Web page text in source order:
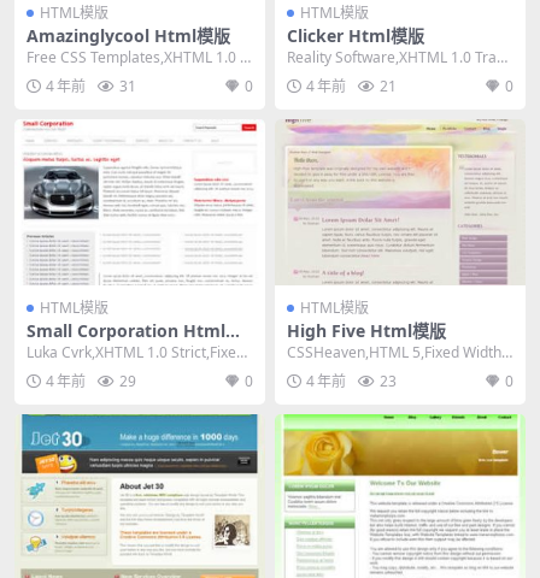
HTML模版
Amazinglycool Html模版
Free CSS Templates,XHTML 1.0 St
rict,Fixe...
4 年前 31 0
HTML模版
Clicker Html模版
Reality Software,XHTML 1.0 Trans
itional,...
4 年前 21 0
HTML模版
Small Corporation Html模
版
Luka Cvrk,XHTML 1.0 Strict,Fixed
Width, ...
4 年前 29 0
HTML模版
High Five Html模版
CSSHeaven,HTML 5,Fixed Width,
2 Columns,...
4 年前 23 0